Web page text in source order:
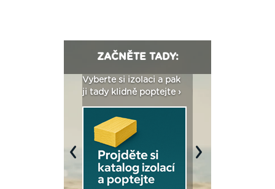
ZAČNĚTE TADY:
Vyberte si izolaci a pak
ji tady klidně poptejte ›
Previous Next